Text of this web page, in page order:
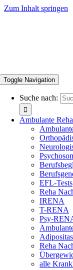
Zum Inhalt springen
Toggle Navigation
Suche nach:
Ambulante Reha
EFL-Tests
Reha
IRENA
T-RENA
Psy-
Adipositas
Reha
alle